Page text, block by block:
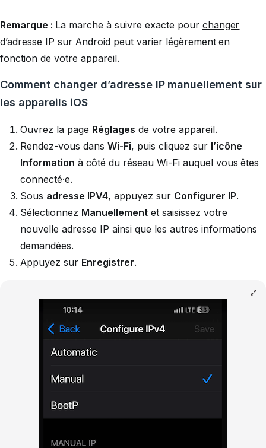
Remarque : La marche à suivre exacte pour changer
d’adresse IP sur Androidpeut varier légèrement en
fonction de votre appareil.
Comment changer d’adresse IP manuellement sur
les appareils iOS
Ouvrez la page Réglages de votre appareil.
Rendez-vous dans Wi-Fi, puis cliquez sur l’icône
Information à côté du réseau Wi-Fi auquel vous êtes
connecté·e.
Sous adresse IPV4, appuyez sur Configurer IP.
Sélectionnez Manuellementet saisissez votre
nouvelle adresse IP ainsi que les autres informations
demandées.
Appuyez sur Enregistrer.